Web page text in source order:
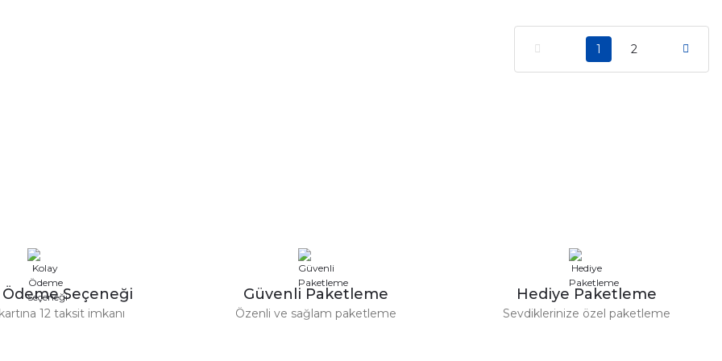
1 2
Seçeneği
12 taksit imkanı
Güvenli Paketleme
Özenli ve sağlam paketleme
Hediye Paketleme
Sevdiklerinize özel paketleme